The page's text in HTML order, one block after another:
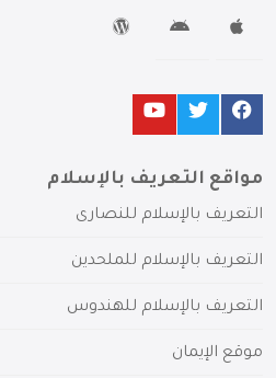
مواقع التعريف بالإسلام
التعريف بالإسلام للنصارى
التعريف بالإسلام للملحدين
التعريف بالإسلام للهندوس
موقع الإيمان